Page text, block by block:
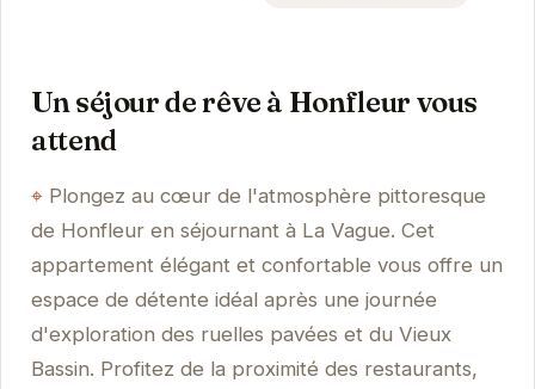
Un séjour de rêve à Honfleur vous
attend
Plongez au cœur de l'atmosphère pittoresque
de Honfleur en séjournant à La Vague. Cet
appartement élégant et confortable vous offre un
espace de détente idéal après une journée
d'exploration des ruelles pavées et du Vieux
Bassin. Profitez de la proximité des restaurants,